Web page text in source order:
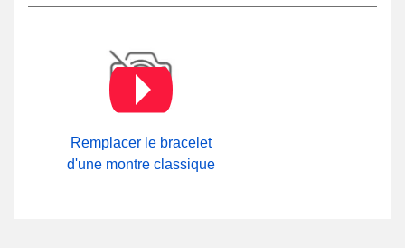
Remplacer le bracelet
d'une montre classique